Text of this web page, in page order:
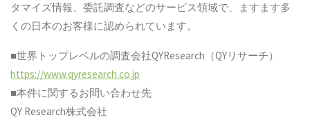
タマイズ情報、委託調査などのサービス領域で、ますます多
くの日本のお客様に認められています。
■世界トップレベルの調査会社QYResearch（QYリサーチ）
https://www.qyresearch.co.jp
■本件に関するお問い合わせ先
QY Research株式会社